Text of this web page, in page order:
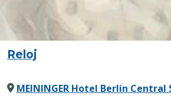
Reloj
MEININGER Hotel Berlin